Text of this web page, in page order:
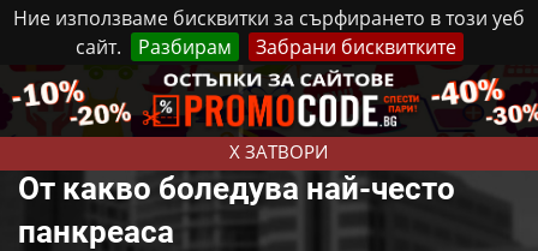
Ние използваме бисквитки за сърфирането в този уеб
сайт.
Разбирам Забрани бисквитките
X ЗАТВОРИ
Неделя, 9 Август, 2026 Реклама Контакти
От какво боледува най-често
панкреаса